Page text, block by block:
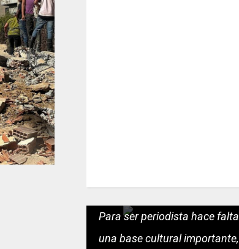
Para ser periodista hace falta
una base cultural importante,